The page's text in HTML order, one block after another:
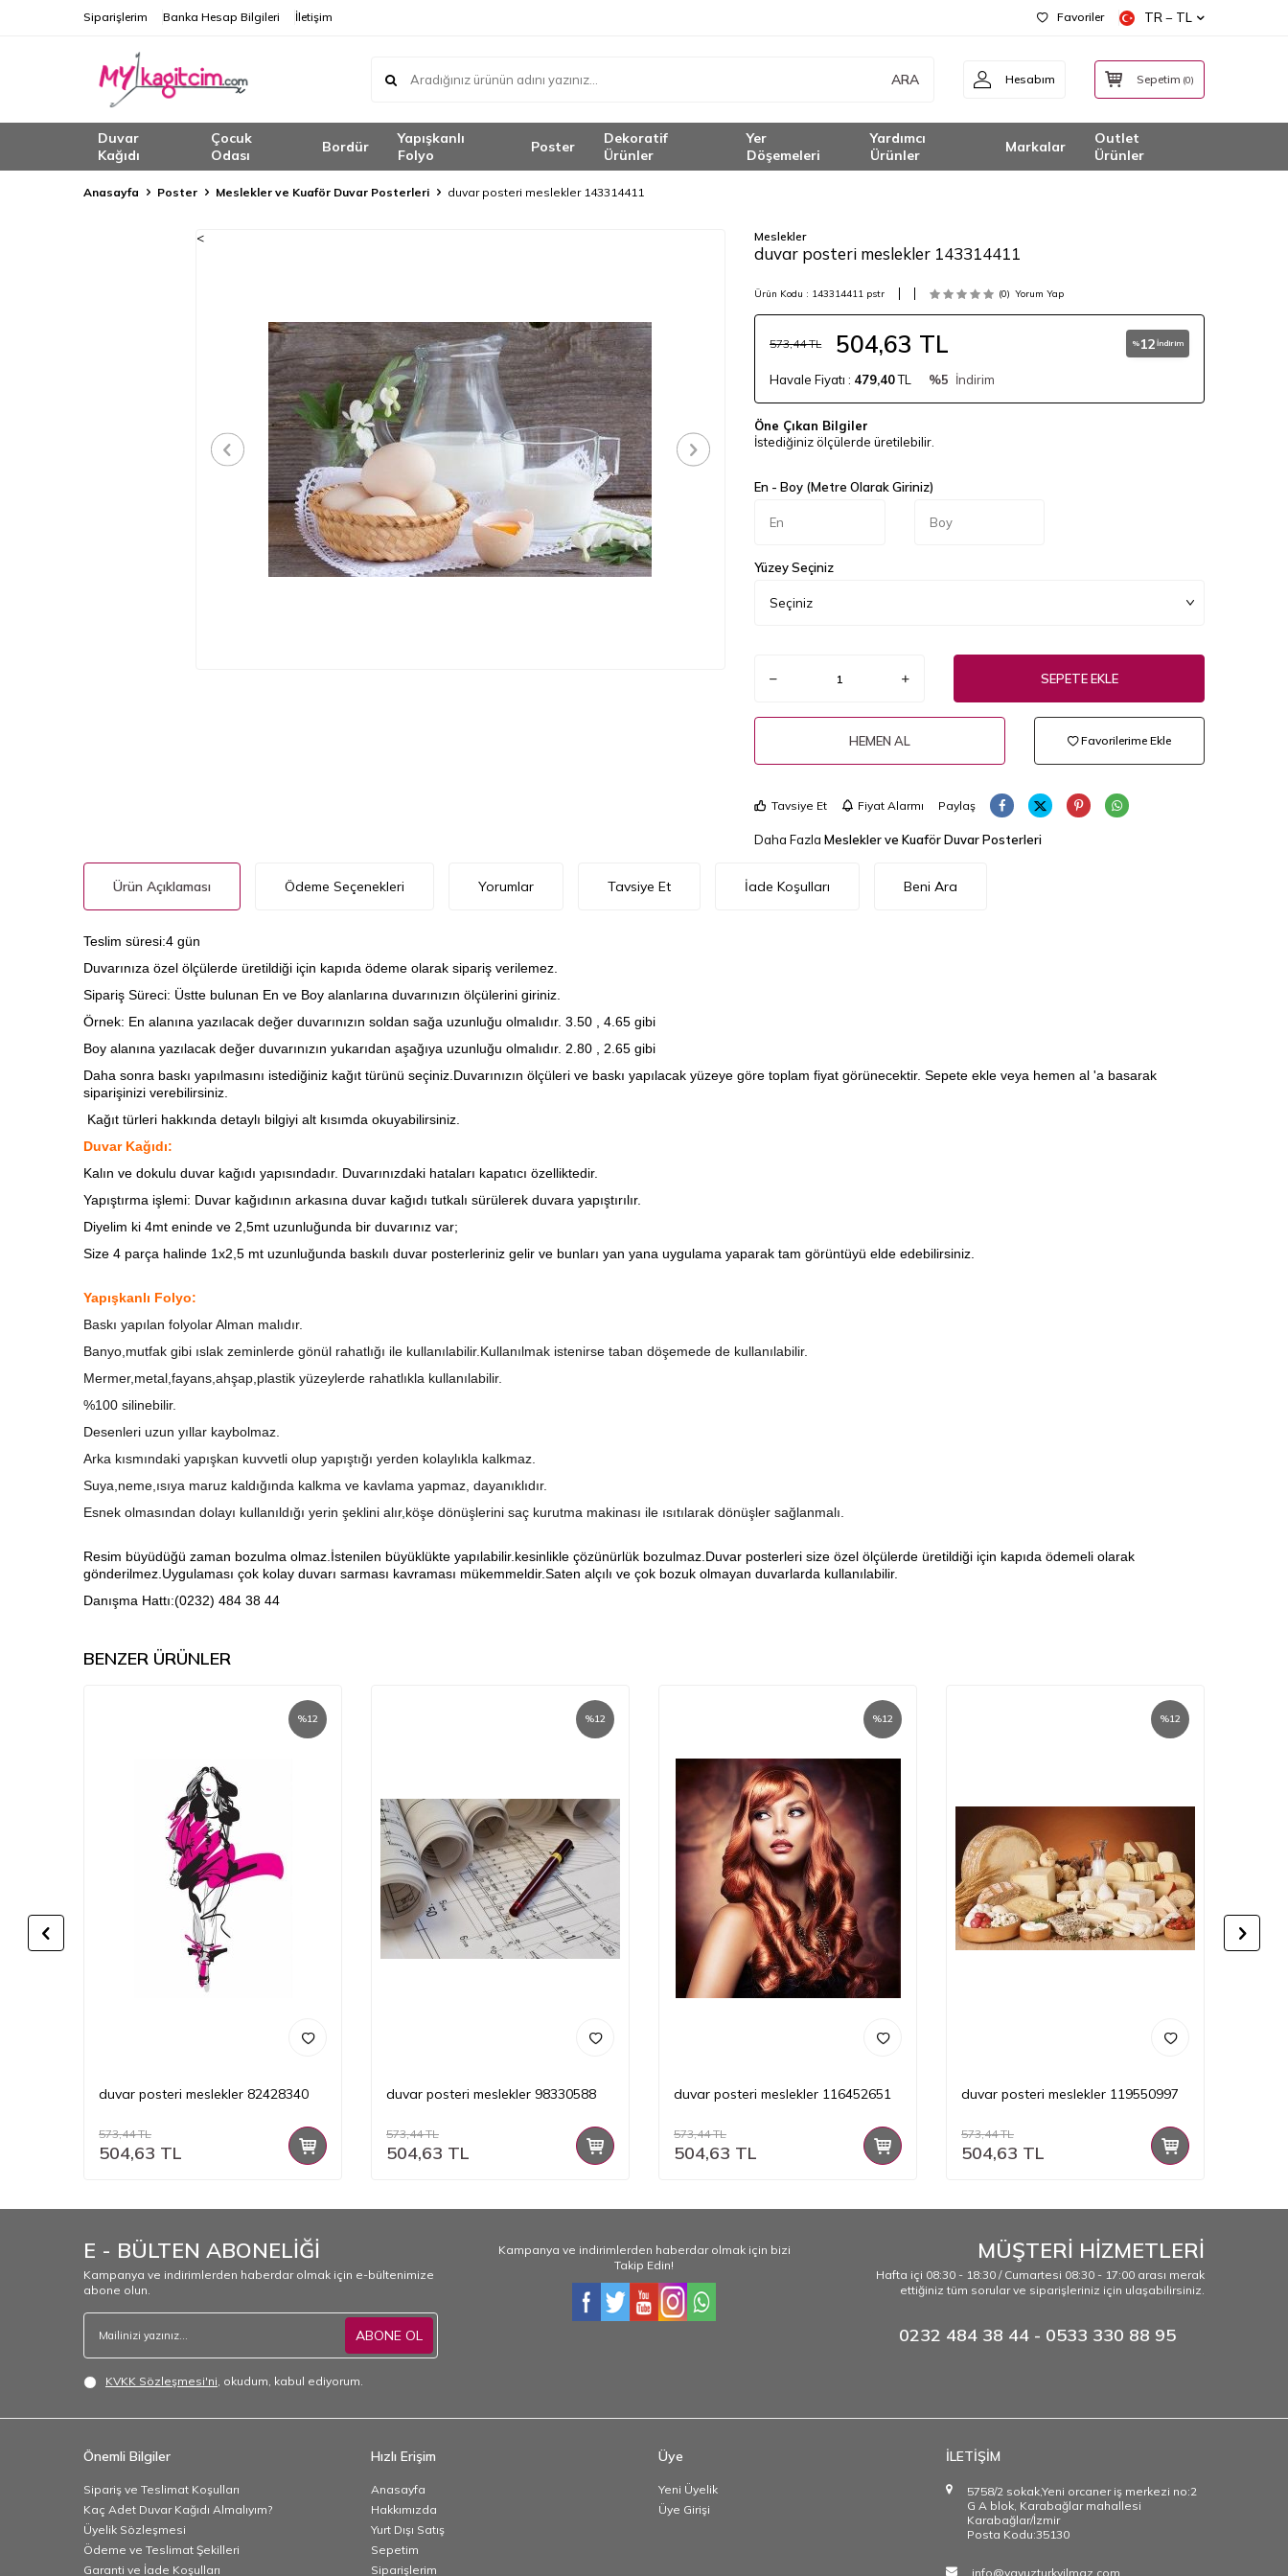
Siparişlerim Banka Hesap Bilgileri İletişim Favoriler TR − TL
ARA Hesabım Sepetim (0)
Duvar
Kağıdı
Çocuk
Odası
Bordür
Yapışkanlı
Folyo
Poster
Dekoratif
Ürünler
Yer
Döşemeleri
Yardımcı
Ürünler
Markalar
Outlet
Ürünler
Anasayfa Poster Meslekler ve Kuaför Duvar Posterleri duvar posteri meslekler 143314411
< Meslekler
duvar posteri meslekler 143314411
Ürün Kodu : 143314411 pstr (0) Yorum Yap
573,44TL 504,63 TL % 12 İndirim
Havale Fiyatı : 479,40TL %5 İndirim
Öne Çıkan Bilgiler
İstediğiniz ölçülerde üretilebilir.
En - Boy (Metre Olarak Giriniz)
Yüzey Seçiniz
SEPETE EKLE
HEMEN AL Favorilerime Ekle
Tavsiye Et Fiyat Alarmı Paylaş
Daha Fazla Meslekler ve Kuaför Duvar Posterleri
Ürün Açıklaması Ödeme Seçenekleri Yorumlar Tavsiye Et İade Koşulları Beni Ara
Teslim süresi:4 gün
Duvarınıza özel ölçülerde üretildiği için kapıda ödeme olarak sipariş verilemez.
Sipariş Süreci: Üstte bulunan En ve Boy alanlarına duvarınızın ölçülerini giriniz.
Örnek: En alanına yazılacak değer duvarınızın soldan sağa uzunluğu olmalıdır. 3.50 , 4.65 gibi
Boy alanına yazılacak değer duvarınızın yukarıdan aşağıya uzunluğu olmalıdır. 2.80 , 2.65 gibi
Daha sonra baskı yapılmasını istediğiniz kağıt türünü seçiniz.Duvarınızın ölçüleri ve baskı yapılacak yüzeye göre toplam fiyat görünecektir. Sepete ekle veya hemen al 'a basarak
siparişinizi verebilirsiniz.
Kağıt türleri hakkında detaylı bilgiyi alt kısımda okuyabilirsiniz.
Duvar Kağıdı:
Kalın ve dokulu duvar kağıdı yapısındadır. Duvarınızdaki hataları kapatıcı özelliktedir.
Yapıştırma işlemi: Duvar kağıdının arkasına duvar kağıdı tutkalı sürülerek duvara yapıştırılır.
Diyelim ki 4mt eninde ve 2,5mt uzunluğunda bir duvarınız var;
Size 4 parça halinde 1x2,5 mt uzunluğunda baskılı duvar posterleriniz gelir ve bunları yan yana uygulama yaparak tam görüntüyü elde edebilirsiniz.
Yapışkanlı Folyo:
Baskı yapılan folyolar Alman malıdır.
Banyo,mutfak gibi ıslak zeminlerde gönül rahatlığı ile kullanılabilir.Kullanılmak istenirse taban döşemede de kullanılabilir.
Mermer,metal,fayans,ahşap,plastik yüzeylerde rahatlıkla kullanılabilir.
%100 silinebilir.
Desenleri uzun yıllar kaybolmaz.
Arka kısmındaki yapışkan kuvvetli olup yapıştığı yerden kolaylıkla kalkmaz.
Suya,neme,ısıya maruz kaldığında kalkma ve kavlama yapmaz, dayanıklıdır.
Esnek olmasından dolayı kullanıldığı yerin şeklini alır,köşe dönüşlerini saç kurutma makinası ile ısıtılarak dönüşler sağlanmalı.
Resim büyüdüğü zaman bozulma olmaz.İstenilen büyüklükte yapılabilir.kesinlikle çözünürlük bozulmaz.Duvar posterleri size özel ölçülerde üretildiği için kapıda ödemeli olarak
gönderilmez.Uygulaması çok kolay duvarı sarması kavraması mükemmeldir.Saten alçılı ve çok bozuk olmayan duvarlarda kullanılabilir.
Danışma Hattı:(0232) 484 38 44
BENZER ÜRÜNLER
%12
duvar posteri meslekler 82428340
573,44TL
504,63 TL
%12
duvar posteri meslekler 98330588
573,44TL
504,63 TL
%12
duvar posteri meslekler 116452651
573,44TL
504,63 TL
%12
duvar posteri meslekler 119550997
573,44TL
504,63 TL
E - BÜLTEN ABONELİĞİ
Kampanya ve indirimlerden haberdar olmak için e-bültenimize
abone olun.
ABONE OL
KVKK Sözleşmesi'ni, okudum, kabul ediyorum.
Kampanya ve indirimlerden haberdar olmak için bizi
Takip Edin!
MÜŞTERİ HİZMETLERİ
Hafta içi 08:30 - 18:30 / Cumartesi 08:30 - 17:00 arası merak
ettiğiniz tüm sorular ve siparişleriniz için ulaşabilirsiniz.
0232 484 38 44 - 0533 330 88 95
Önemli Bilgiler
Sipariş ve Teslimat Koşulları
Kaç Adet Duvar Kağıdı Almalıyım?
Üyelik Sözleşmesi
Ödeme ve Teslimat Şekilleri
Garanti ve İade Koşulları
Hızlı Erişim
Anasayfa
Hakkımızda
Yurt Dışı Satış
Sepetim
Siparişlerim
Üye
Yeni Üyelik
Üye Girişi
İLETİŞİM
5758/2 sokak,Yeni orcaner iş merkezi no:2
G A blok, Karabağlar mahallesi
Karabağlar/İzmir
Posta Kodu:35130
info@yavuzturkyilmaz.com